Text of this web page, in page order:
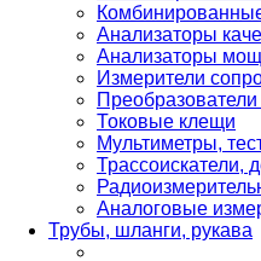
Анализаторы
Анализаторы
Измерители
Токовые клещи
Мультиметры,
Трассоискатели,
Аналоговые
Трубы, шланги, рукава